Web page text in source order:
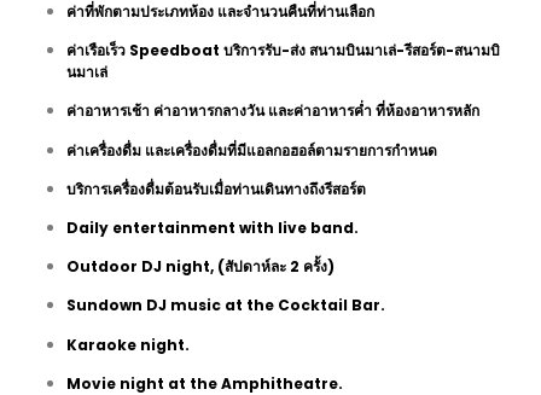
ค่าที่พักตามประเภทห้อง และจำนวนคืนที่ท่านเลือก
ค่าเรือเร็ว Speedboat บริการรับ-ส่ง สนามบินมาเล่-รีสอร์ต-สนามบิ
นมาเล่
ค่าอาหารเช้า ค่าอาหารกลางวัน และค่าอาหารค่ำ ที่ห้องอาหารหลัก
ค่าเครื่องดื่ม และเครื่องดื่มที่มีแอลกอฮอล์ตามรายการกำหนด
บริการเครื่องดื่มต้อนรับเมื่อท่านเดินทางถึงรีสอร์ต
Daily entertainment with live band.
Outdoor DJ night, (สัปดาห์ละ 2 ครั้ง)
Sundown DJ music at the Cocktail Bar.
Karaoke night.
Movie night at the Amphitheatre.